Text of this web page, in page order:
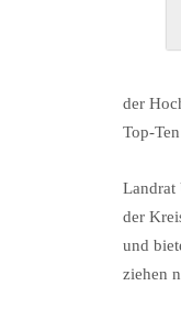
der
Top-
Landrat
der
und
ziehen